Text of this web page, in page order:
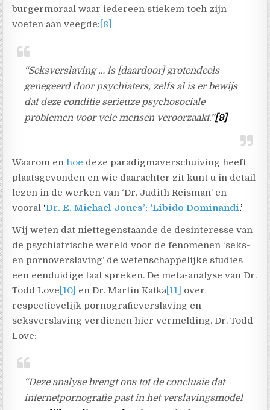
burgermoraal waar iedereen stiekem toch zijn
voeten aan veegde: [8]
“Seksverslaving … is [daardoor] grotendeels
genegeerd door psychiaters, zelfs al is er bewijs
dat deze conditie serieuze psychosociale
problemen voor vele mensen veroorzaakt.”[9]
Waarom en hoe deze paradigmaverschuiving heeft
plaatsgevonden en wie daarachter zit kunt u in detail
lezen in de werken van ‘Dr. Judith Reisman’ en
vooral ‘Dr. E. Michael Jones’: ‘Libido Dominandi.’
Wij weten dat niettegenstaande de desinteresse van
de psychiatrische wereld voor de fenomenen ‘seks-
en pornoverslaving’ de wetenschappelijke studies
een eenduidige taal spreken. De meta-analyse van Dr.
Todd Love [10] en Dr. Martin Kafka [11]
over
respectievelijk pornografieverslaving en
seksverslaving verdienen hier vermelding. Dr. Todd
Love:
“Deze analyse brengt ons tot de conclusie dat
internetpornografie past in het verslavingsmodel